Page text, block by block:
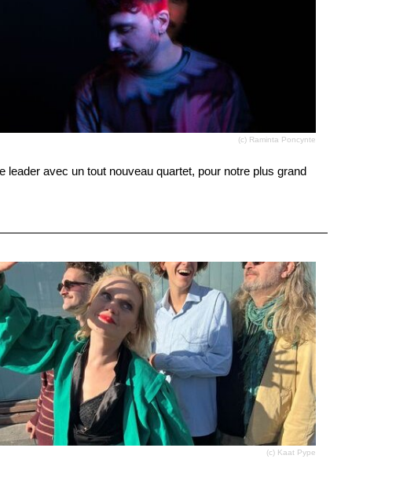
(c) Raminta Poncynte
avec un tout nouveau quartet, pour notre plus grand
(c) Kaat Pype